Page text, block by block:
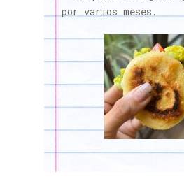
por varios meses.